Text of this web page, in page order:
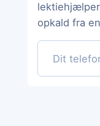
opkald fra